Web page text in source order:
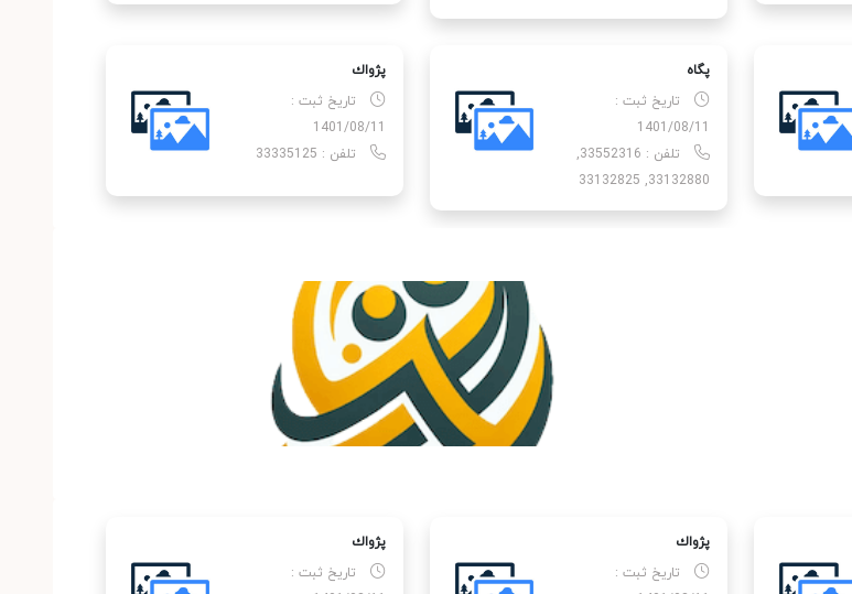
پگاه
تاریخ ثبت :
1401/08/11
تلفن : 33552316,
33132880, 33132825
پژواك
تاریخ ثبت :
1401/08/11
تلفن : 33335125
پژواك
تاریخ ثبت :
پژواك
تاریخ ثبت :